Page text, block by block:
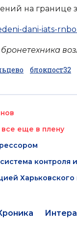
на
dani-iats-
блокпост32
еще в плену
контроля
Харьковского